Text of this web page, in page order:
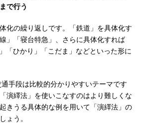
で行う
化の繰り返しです。「鉄道」を具体化す
」「寝台特急」、さらに具体化すれば
「ひかり」「こだま」などといった形に
手段は比較的分かりやすいテーマです
演繹法」を使いこなすのはより難しくな
きうる具体的な例を用いて「演繹法」の
ょう。